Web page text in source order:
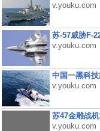
v.youku.com
苏-57威胁F-
v.youku.com
中国一黑科
v.youku.com
苏47金雕战
v.youku.com